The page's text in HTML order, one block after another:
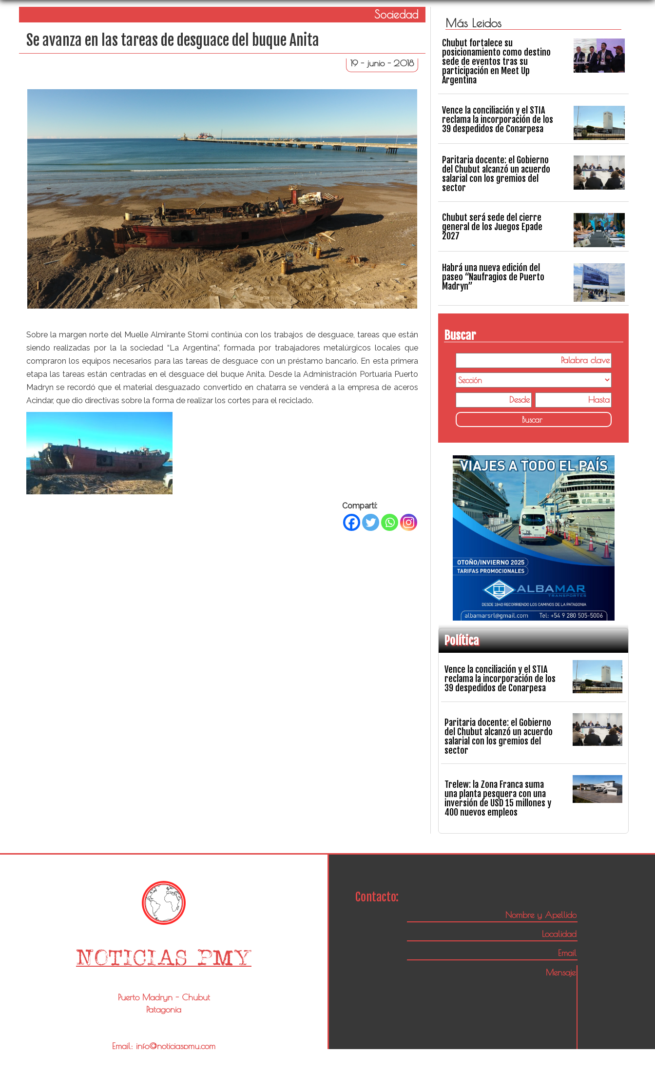
Sociedad
Se avanza en las tareas de desguace del buque Anita
19 - junio - 2018
Sobre la margen norte del Muelle Almirante Storni continúa con los trabajos de desguace, tareas que están
siendo realizadas por la la sociedad “La Argentina”, formada por trabajadores metalúrgicos locales que
compraron los equipos necesarios para las tareas de desguace con un préstamo bancario. En esta primera
etapa las tareas están centradas en el desguace del buque Anita. Desde la Administración Portuaria Puerto
Madryn se recordó que el material desguazado convertido en chatarra se venderá a la empresa de aceros
Acindar, que dio directivas sobre la forma de realizar los cortes para el reciclado.
Compartí:
Más Leidos
Chubut fortalece su
posicionamiento como destino
sede de eventos tras su
participación en Meet Up
Argentina
Vence la conciliación y el STIA
reclama la incorporación de los
39 despedidos de Conarpesa
Paritaria docente: el Gobierno
del Chubut alcanzó un acuerdo
salarial con los gremios del
sector
Chubut será sede del cierre
general de los Juegos Epade
2027
Habrá una nueva edición del
paseo “Naufragios de Puerto
Madryn”
Buscar
Política
Vence la conciliación y el STIA
reclama la incorporación de los
39 despedidos de Conarpesa
Paritaria docente: el Gobierno
del Chubut alcanzó un acuerdo
salarial con los gremios del
sector
Trelew: la Zona Franca suma
una planta pesquera con una
inversión de USD 15 millones y
400 nuevos empleos
Puerto Madryn - Chubut
Patagonia
Email: info@noticiaspmy.com
Contacto: